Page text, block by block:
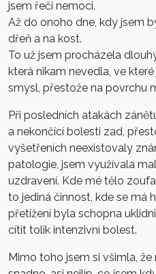
jsem řeči nemoci.
Až do onoho dne, kdy jsem
dřeň a na kost.
To už jsem procházela
která nikam nevedla, ve
smysl, přestože na povrchu
Při posledních atakách
a nekončící bolesti zad,
vyšetřeních neexistovaly
patologie, jsem využívala
uzdravení. Kde mé tělo
to jediná činnost, kde se má
přetížení byla schopna
cítit tolik intenzivní bolest.
Mimo toho jsem si všimla,